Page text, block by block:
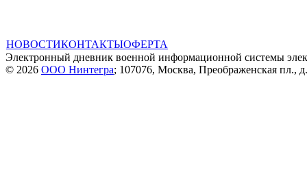
НОВОСТИКОНТАКТЫОФЕРТА
Электронный дневник военной информационной системы
© 2026 ООО Нинтегра; 107076, Москва, Преображенская пл.,